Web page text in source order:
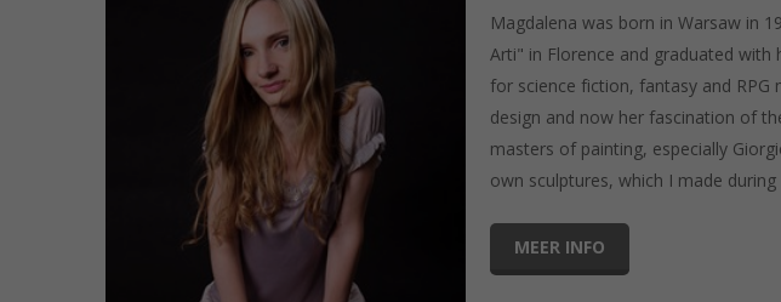
Magdalena was born in Warsaw in
Arti" in Florence and graduated
for science fiction, fantasy and
design and now her fascination of
masters of painting, especially
own sculptures, which I made
MEER INFO